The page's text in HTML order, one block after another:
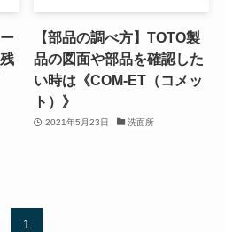
【部品の調べ方】TOTO製
品の図面や部品を確認した
い時は《COM-ET（コメッ
ト）》
2021年5月23日 洗面所
1